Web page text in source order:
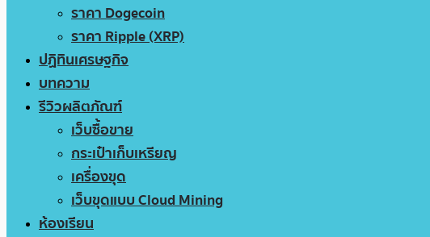
ราคา Dogecoin
ราคา Ripple (XRP)
ปฏิทินเศรษฐกิจ
บทความ
รีวิวผลิตภัณฑ์
เว็บซื้อขาย
กระเป๋าเก็บเหรียญ
เครื่องขุด
เว็บขุดแบบ Cloud Mining
ห้องเรียน